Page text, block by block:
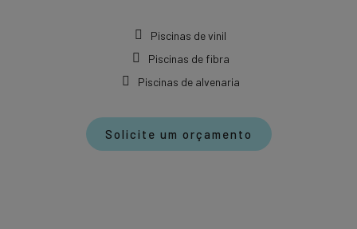
Piscinas de vinil
Piscinas de fibra
Piscinas de alvenaria
Solicite um orçamento